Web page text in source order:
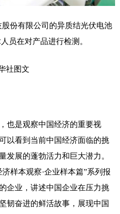
份有限公司的异质结光伏电池
员在对产品进行检测。
社图文
也是观察中国经济的重要视
以看到当前中国经济面临的挑
发展的蓬勃活力和巨大潜力。
样本观察·企业样本篇”系列报
企业，讲述中国企业在压力挑
韧奋进的鲜活故事，展现中国